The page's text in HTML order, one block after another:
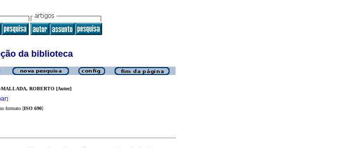
da biblioteca
MALLADA, ROBERTO [Autor]
]
formato [ISO 690]